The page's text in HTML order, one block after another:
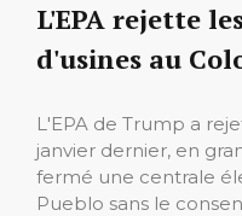
L'EPA rejette
d'usines au
L'EPA de Trump a
janvier dernier, en
fermé une centrale
Pueblo sans le